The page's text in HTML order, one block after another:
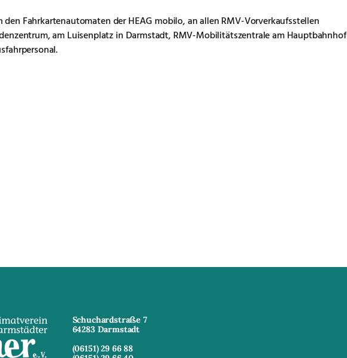
den Fahrkartenautomaten der HEAG mobilo, an allen RMV-Vorverkaufsstellen
am Luisenplatz in Darmstadt, RMV-Mobilitätszentrale am Hauptbahnhof
Schuchardstraße 7
64283 Darmstadt
(06151) 29 66 88